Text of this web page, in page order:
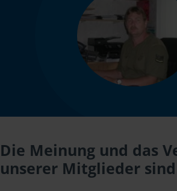
Die Meinung und das
unserer Mitglieder